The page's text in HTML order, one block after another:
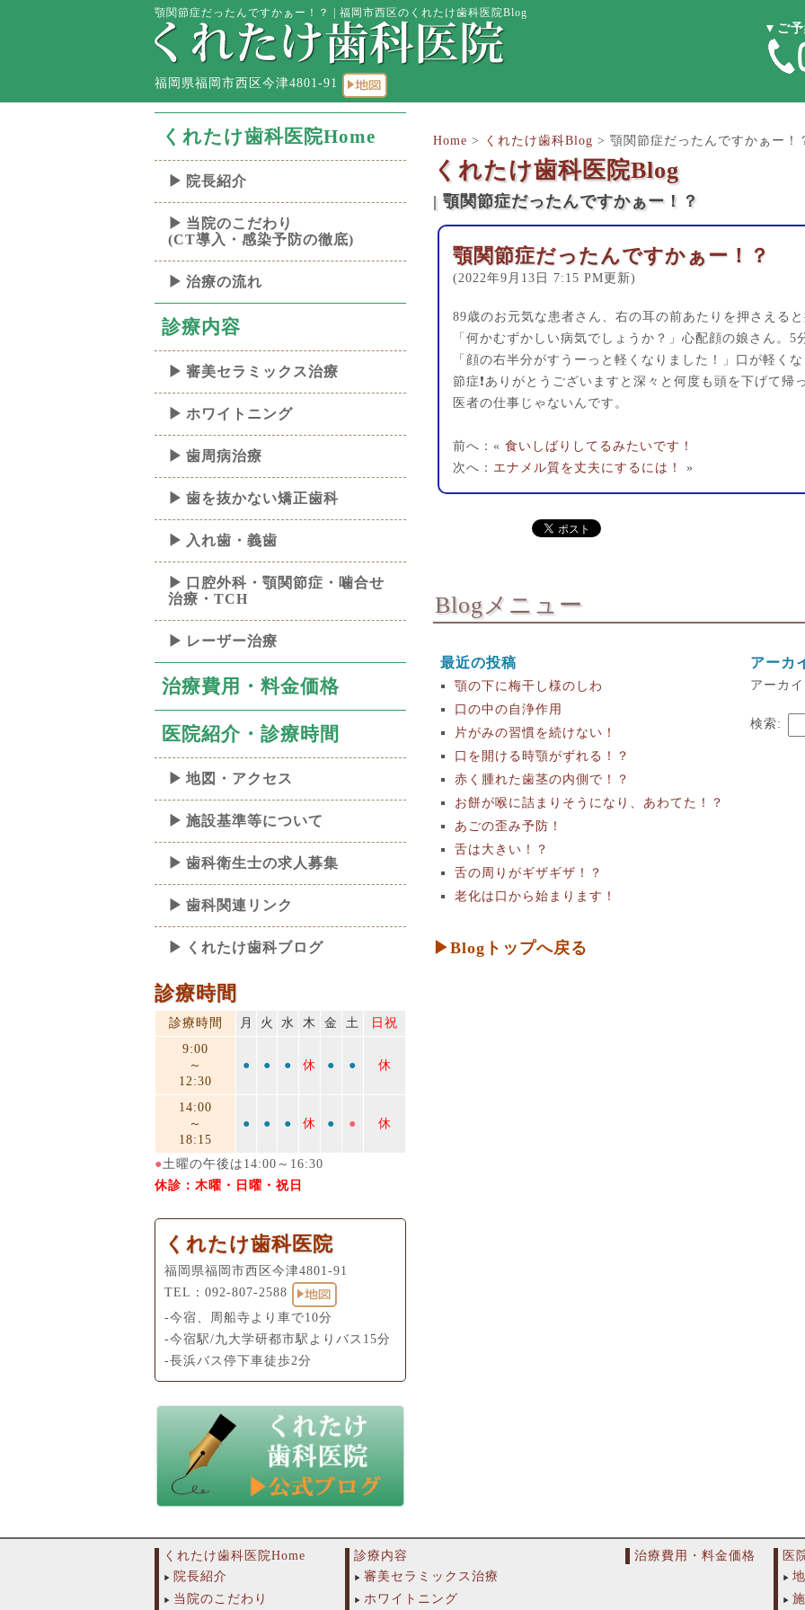
顎関節症だったんですかぁー！？ | 福岡市西区のくれたけ歯科医院Blog
福岡県福岡市西区今津4801-91
▼ご予
くれたけ歯科医院Home
院長紹介
当院のこだわり
(CT導入・感染予防の徹底)
治療の流れ
診療内容
審美セラミックス治療
ホワイトニング
歯周病治療
歯を抜かない矯正歯科
入れ歯・義歯
口腔外科・顎関節症・噛合せ
治療・TCH
レーザー治療
治療費用・料金価格
医院紹介・診療時間
地図・アクセス
施設基準等について
歯科衛生士の求人募集
歯科関連リンク
くれたけ歯科ブログ
Home > くれたけ歯科Blog > 顎関節症だったんですかぁー！
くれたけ歯科医院Blog
| 顎関節症だったんですかぁー！？
顎関節症だったんですかぁー！？
(2022年9月13日 7:15 PM更新)
89歳のお元気な患者さん、右の耳の前あたりを押さえる
「何かむずかしい病気でしょうか？」心配顔の娘さん。
「顔の右半分がすうーっと軽くなりました！」口が軽く
節症❗️ありがとうございますと深々と何度も頭を下げて
医者の仕事じゃないんです。
前へ：« 食いしばりしてるみたいです！
次へ： エナメル質を丈夫にするには！ »
Blogメニュー
最近の投稿
顎の下に梅干し様のしわ
口の中の自浄作用
片がみの習慣を続けない！
口を開ける時顎がずれる！？
赤く腫れた歯茎の内側で！？
お餅が喉に詰まりそうになり、あわてた！？
あごの歪み予防！
舌は大きい！？
舌の周りがギザギザ！？
老化は口から始まります！
アーカ
アーカ
検索:
▶Blogトップへ戻る
診療時間
診療時間 月 火 水 木 金 土
日祝
9:00
～
12:30
● ● ● 休 ● ● 休
14:00
～
18:15
● ● ● 休 ● ● 休
●土曜の午後は14:00～16:30
休診：木曜・日曜・祝日
くれたけ歯科医院
福岡県福岡市西区今津4801-91
TEL： 092-807-2588
-今宿、周船寺より車で10分
-今宿駅/九大学研都市駅よりバス15分
-長浜バス停下車徒歩2分
くれたけ歯科医院Home
院長紹介
当院のこだわり
診療内容
審美セラミックス治療
ホワイトニング
治療費用・料金価格
医